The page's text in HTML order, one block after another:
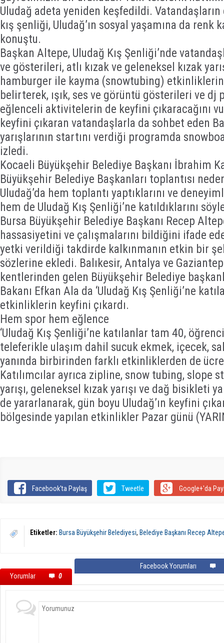
Uludağ adeta yeniden keşfedildi.
kış şenliği, Uludağ’ın sosyal yaşamına da renk
konuştu.
Başkan Altepe, Uludağ Kış Şenliği’nde
ve gösterileri, atlı kızak ve geleneksel kızak
hamburger ile kayma (snowtubing)
belirterek, ışık, ses ve görüntü gösterileri ve dj
eğlenceli aktivitelerin de keyfini çıkaracağını
keyfini çıkaran vatandaşlarla da sohbet eden
yarışlarının startını verdiği programda
izledi.
Kocaeli Büyükşehir Belediye Başkanı İbrahim
Büyükşehir Belediye Başkanları toplantısı
Uludağ’da hem toplantı yaptıklarını ve
hem de Uludağ Kış Şenliği’ne katıldıklarını
Bursa Büyükşehir Belediye Başkanı Recep
hassasiyetini ve çalışmalarını bildiğini ifade
yetki verildiği takdirde kalkınmanın etkin bir
sözlerine ekledi. Balıkesir, Antalya ve
kentlerinden gelen Büyükşehir Belediye
Bakanı Efkan Ala da ‘Uludağ Kış Şenliği’ne
etkinliklerin keyfini çıkardı.
Hem spor hem eğlence
‘Uludağ Kış Şenliği’ne katılanlar tam 40,
teleferikle ulaşım dahil sucuk ekmek, içecek,
yanında birbirinden farklı etkinliklerden de
Katılımcılar ayrıca zipline, snow tubing, slope
yarışı, geleneksel kızak yarışı ve dağ bisikleti
de yararlanarak, gün boyu Uludağ’ın keyfini
bölgesinde yapılan etkinlikler Pazar günü
Facebook'ta Paylaş Tweetle Google+'da
Etiketler: Bursa Büyükşehir Belediyesi, Belediye Başkanı Recep
Yorumlar 0
Facebook Yorumları